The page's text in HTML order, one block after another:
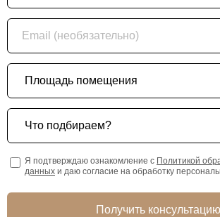
Email (необязательно)
Площадь помещения
Что подбираем?
Я подтверждаю ознакомление с Политикой
данных и даю согласие на обработку
Получить консультацию